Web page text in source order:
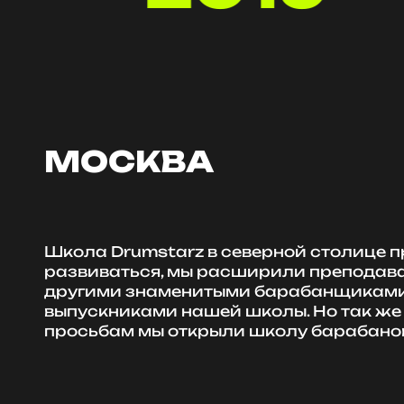
МОСКВА
Школа Drumstarz в северной столице
развиваться, мы расширили
другими знаменитыми
выпускниками нашей школы. Но так
просьбам мы открыли школу